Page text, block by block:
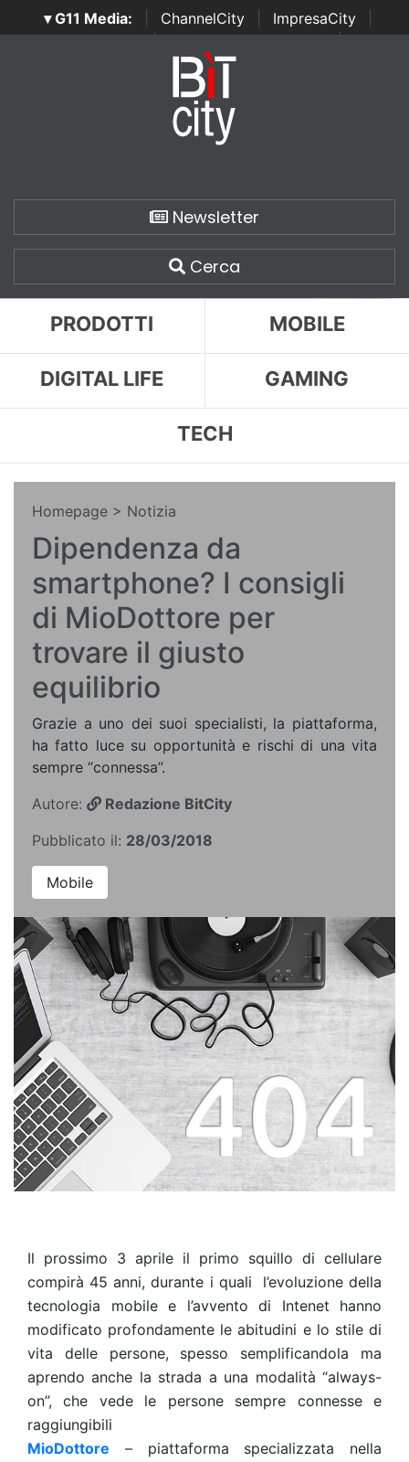
▾ G11 Media: ChannelCity ImpresaCity
SecurityOpenLab | Italian Channel Awards | Italian
Italian Security Awards
Newsletter
Cerca
PRODOTTI MOBILE
DIGITAL LIFE GAMING
TECH
Homepage > Notizia
Dipendenza da
smartphone? I consigli
di MioDottore per
trovare il giusto
equilibrio
Grazie a uno dei suoi specialisti, la piattaforma,
ha fatto luce su opportunità e rischi di una vita
sempre “connessa”.
Autore:
Redazione BitCity
Pubblicato il: 28/03/2018
Mobile
Il prossimo 3 aprile il primo squillo di cellulare
compirà 45 anni, durante i quali l’evoluzione della
tecnologia mobile e l’avvento di Intenet hanno
modificato profondamente le abitudini e lo stile di
vita delle persone, spesso semplificandola ma
aprendo anche la strada a una modalità “always-
on”, che vede le persone sempre connesse e
raggiungibili
MioDottore – piattaforma specializzata nella